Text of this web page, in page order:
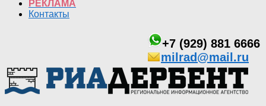
РЕКЛАМА
Контакты
+7 (929) 881 6666
milrad@mail.ru